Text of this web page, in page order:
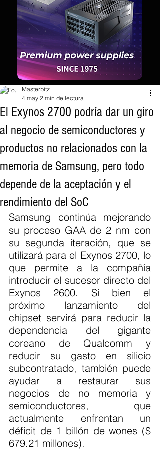
El Exynos 2700 podría dar un giro
al negocio de semiconductores y
productos no relacionados con la
memoria de Samsung, pero todo
depende de la aceptación y el
rendimiento del SoC
Masterbitz
4 may 2 min de lectura
Samsung continúa mejorando
su proceso GAA de 2 nm con
su segunda iteración, que se
utilizará para el Exynos 2700, lo
que permite a la compañía
introducir el sucesor directo del
Exynos 2600. Si bien el
próximo lanzamiento del
chipset servirá para reducir la
dependencia del gigante
coreano de Qualcomm y
reducir su gasto en silicio
subcontratado, también puede
ayudar a restaurar sus
negocios de no memoria y
semiconductores, que
actualmente enfrentan un
déficit de 1 billón de wones ($
679.21 millones).